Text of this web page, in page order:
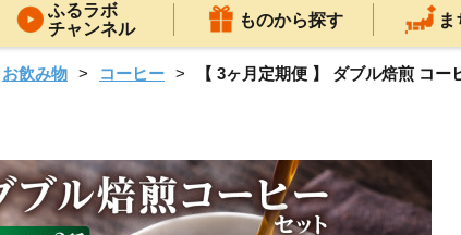
ふるラボ
チャンネル
ものから探す
お飲み物 コーヒー 【 3ヶ月定期便 】 ダブル焙煎 コ